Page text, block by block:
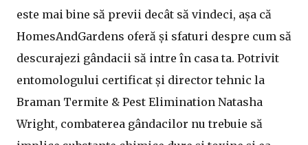
este mai bine să previi decât să vindeci, așa că
HomesAndGardens oferă și sfaturi despre cum să
descurajezi gândacii să intre în casa ta. Potrivit
entomologului certificat și director tehnic la
Braman Termite & Pest Elimination Natasha
Wright, combaterea gândacilor nu trebuie să